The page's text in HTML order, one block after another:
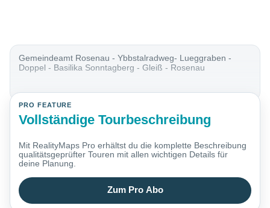
Gemeindeamt Rosenau - Ybbstalradweg- Lueggraben -
Doppel - Basilika Sonntagberg - Gleiß - Rosenau
PRO FEATURE
Vollständige Tourbeschreibung
Mit RealityMaps Pro erhältst du die komplette Beschreibung
qualitätsgeprüfter Touren mit allen wichtigen Details für
deine Planung.
Zum Pro Abo